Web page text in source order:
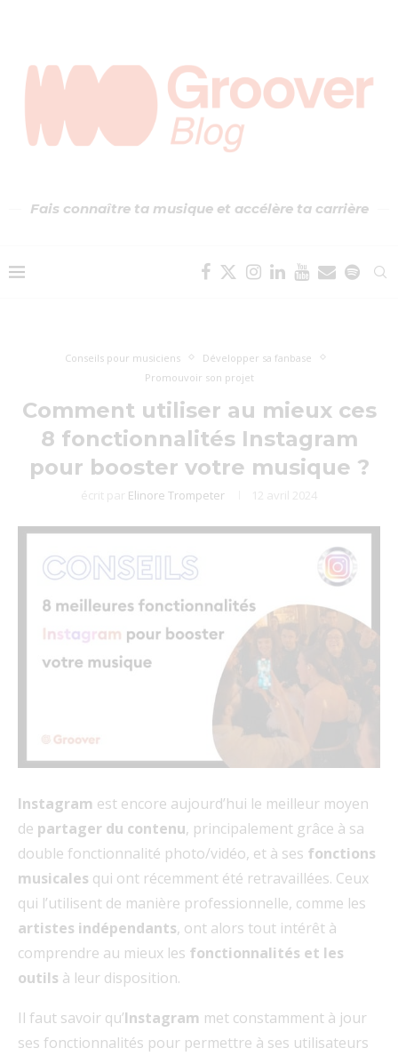
Fais connaître ta musique et accélère ta carrière
Conseils pour musiciens
Développer sa fanbase
Promouvoir son projet
Comment utiliser au mieux ces
8 fonctionnalités Instagram
pour booster votre musique ?
écrit par Elinore Trompeter 12 avril 2024
Instagram est encore aujourd’hui le meilleur moyen
de partager du contenu, principalement grâce à sa
double fonctionnalité photo/vidéo, et à ses fonctions
musicales qui ont récemment été retravaillées. Ceux
qui l’utilisent de manière professionnelle, comme les
artistes indépendants, ont alors tout intérêt à
comprendre au mieux les fonctionnalités et les
outils à leur disposition.
Il faut savoir qu’Instagram met constamment à jour
ses fonctionnalités pour permettre à ses utilisateurs